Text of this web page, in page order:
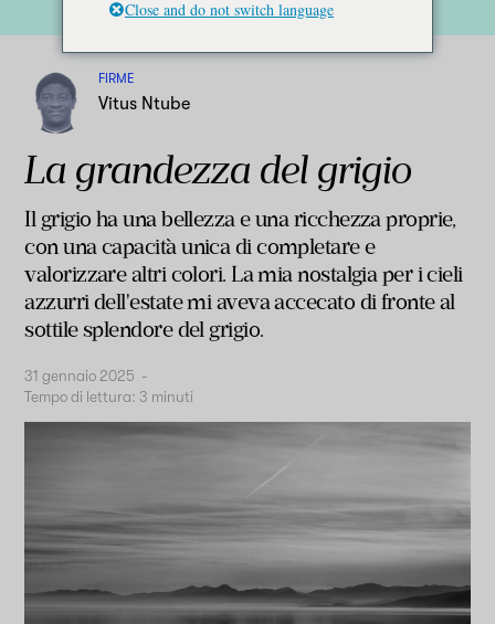
FIRME
Vitus Ntube
La grandezza del grigio
Il grigio ha una bellezza e una ricchezza proprie,
con una capacità unica di completare e
valorizzare altri colori. La mia nostalgia per i cieli
azzurri dell'estate mi aveva accecato di fronte al
sottile splendore del grigio.
31 gennaio 2025 -
Tempo di lettura: 3 minuti
Close and do not switch language